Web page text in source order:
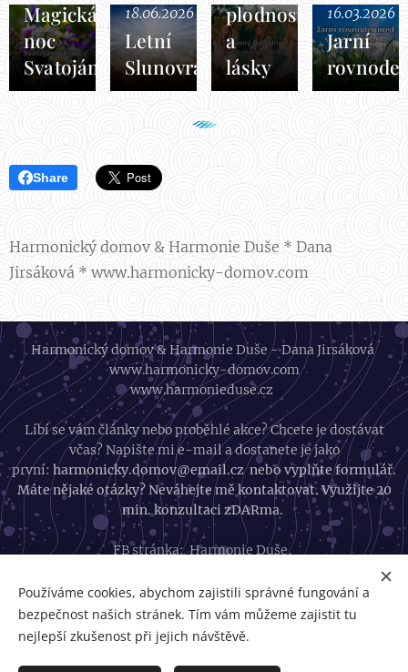
Magická
noc
Svatojánská
18.06.2026
Letní
Slunovrat
plodnosti
a
lásky
16.03.2026
Jarní
Share
Harmonický domov & Harmonie Duše * Dana
Jirsáková * www.harmonicky-domov.com
Harmonický domov & Harmonie Duše - Dana Jirsáková
www.harmonicky-domov.com
www.harmonieduse.cz
Líbí se vám články nebo proběhlé akce? Chcete je dostávat
včas? Napište mi e-mail a dostanete je jako
první: harmonicky.domov@email.cz nebo vyplňte formulář.
Máte nějaké otázky? Neváhejte mě kontaktovat. Využijte 20
min. konzultaci zDARma.
FB stránka: Harmonie Duše,
Instagram:Harmonický život
GDPR
Používáme cookies, abychom zajistili správné fungování a
bezpečnost našich stránek. Tím vám můžeme zajistit tu
nejlepší zkušenost při jejich návštěvě.